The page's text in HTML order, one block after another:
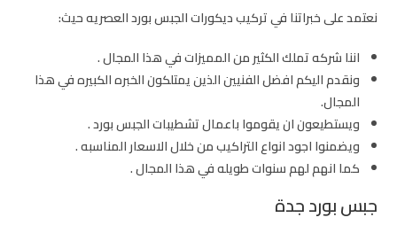
نعتمد على خبراتنا في تركيب ديكورات الجبس بورد العصريه حيث:
اننا شركه تملك الكثير من المميزات في هذا المجال .
ونقدم اليكم افضل الفنيين الذين يمتلكون الخبره الكبيره في هذا
المجال.
ويستطيعون ان يقوموا باعمالتشطيبات الجبس بورد.
ويضمنوا اجود انواع التراكيب من خلال الاسعار المناسبه .
كما انهم لهم سنوات طويله في هذا المجال .
جبس بورد جدة